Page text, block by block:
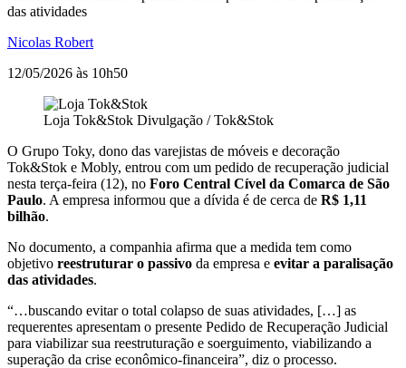
das atividades
Nicolas Robert
12/05/2026 às 10h50
Loja Tok&Stok Divulgação / Tok&Stok
O Grupo Toky, dono das varejistas de móveis e decoração
Tok&Stok e Mobly, entrou com um pedido de recuperação judicial
nesta terça-feira (12), no Foro Central Cível da Comarca de São
Paulo. A empresa informou que a dívida é de cerca de R$ 1,11
bilhão.
No documento, a companhia afirma que a medida tem como
objetivo reestruturar o passivo da empresa e evitar a paralisação
das atividades.
“…buscando evitar o total colapso de suas atividades, […] as
requerentes apresentam o presente Pedido de Recuperação Judicial
para viabilizar sua reestruturação e soerguimento, viabilizando a
superação da crise econômico-financeira”, diz o processo.